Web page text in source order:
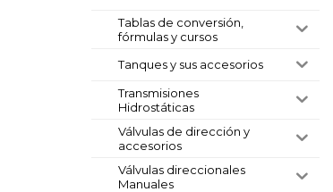
Tablas de conversión,
fórmulas y cursos
Tanques y sus accesorios
Transmisiones
Hidrostáticas
Válvulas de dirección y
accesorios
Válvulas direccionales
Manuales